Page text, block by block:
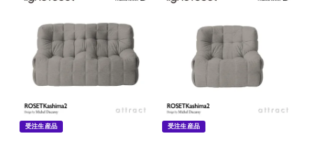
受注生産品 受注生産品